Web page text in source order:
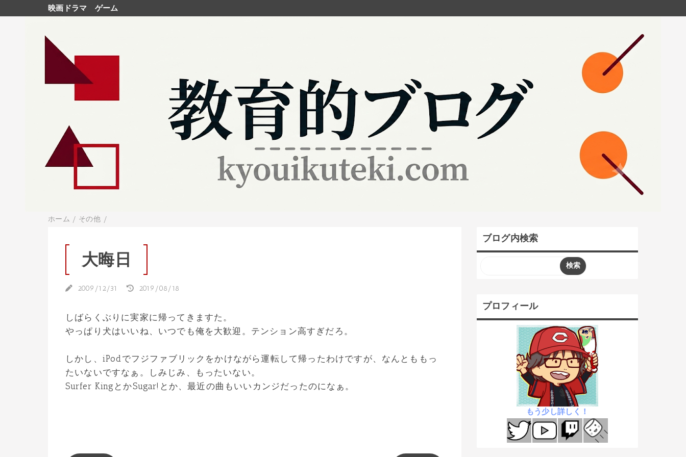
映画ドラマ ゲーム
ホーム / その他 /
大晦日
2009/12/31 2019/08/18
しばらくぶりに実家に帰ってきますた。
やっぱり犬はいいね、いつでも俺を大歓迎。テンション高すぎだろ。
しかし、iPodでフジファブリックをかけながら運転して帰ったわけですが、なんとももっ
たいないですなぁ。しみじみ、もったいない。
Surfer KingとかSugar!とか、最近の曲もいいカンジだったのになぁ。
ブログ内検索
プロフィール
もう少し詳しく！